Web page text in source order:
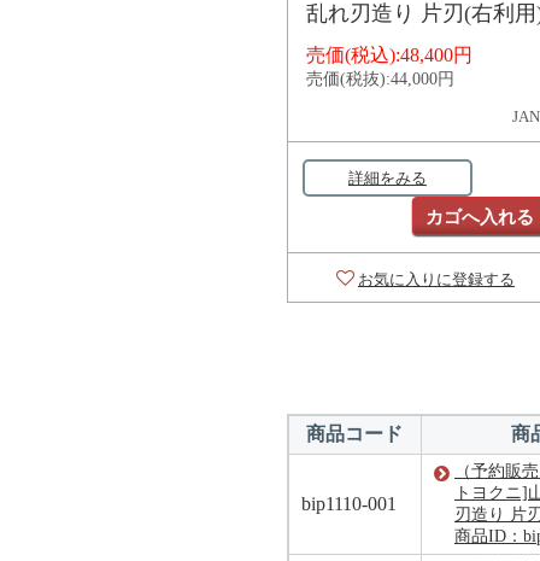
乱れ刃造り 片刃(右利
売価(税込):48,400円
売価(税抜):44,000円
詳細をみる
カゴへ入れる
お気に入りに登録する
商品コード 商
bip1110-001
（予約販
トヨクニ]
刃造り 片
商品ID：